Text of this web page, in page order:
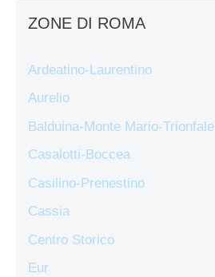
ZONE DI ROMA
Ardeatino-Laurentino
Aurelio
Balduina-Monte Mario-Trionfale
Casalotti-Boccea
Casilino-Prenestino
Cassia
Centro Storico
Eur